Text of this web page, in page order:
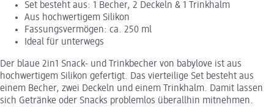
Set besteht aus: 1 Becher, 2 Deckeln & 1 Trinkhalm
Aus hochwertigem Silikon
Fassungsvermögen: ca. 250 ml
Ideal für unterwegs
Der blaue 2in1 Snack- und Trinkbecher von babylove ist aus
hochwertigem Silikon gefertigt. Das vierteilige Set besteht aus
einem Becher, zwei Deckeln und einem Trinkhalm. Damit lassen
sich Getränke oder Snacks problemlos überallhin mitnehmen.